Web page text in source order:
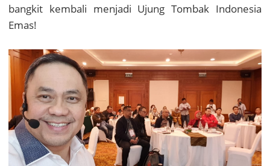
bangkit kembali menjadi Ujung Tombak Indonesia
Emas!